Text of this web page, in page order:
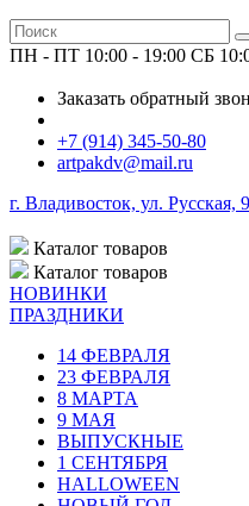
ПН - ПТ 10:00 - 19:00 СБ
Заказать обратный
+7 (914) 345-50-80
artpakdv@mail.ru
г. Владивосток, ул. Русская,
Каталог товаров
Каталог товаров
НОВИНКИ
ПРАЗДНИКИ
14 ФЕВРАЛЯ
23 ФЕВРАЛЯ
8 МАРТА
9 МАЯ
ВЫПУСКНЫЕ
1 СЕНТЯБРЯ
HALLOWEEN